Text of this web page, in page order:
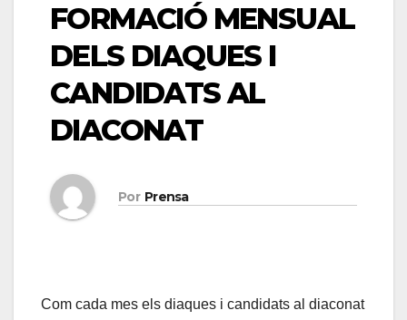
FORMACIÓ MENSUAL
DELS DIAQUES I
CANDIDATS AL
DIACONAT
Por Prensa
Com cada mes els diaques i candidats al diaconat